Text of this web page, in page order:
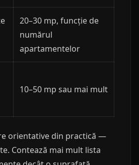
20–30 mp, funcție de
numărul
apartamentelor
10–50 mp sau mai mult
orientative din practică —
Contează mai mult lista